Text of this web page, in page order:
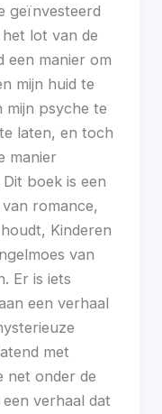
geïnvesteerd
lot van de
een manier om
mijn huid te
mijn psyche te
laten, en toch
manier
boek is een
romance,
Kinderen
van
Er is iets
een verhaal
met
net onder de
verhaal dat